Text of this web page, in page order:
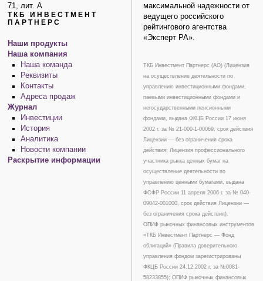
71, лит. А
ТКБ ИНВЕСТМЕНТ
ПАРТНЕРС
Наши продукты
Наша компания
Наша команда
Реквизиты
Контакты
Адреса продаж
Журнал
Инвестиции
История
Аналитика
Новости компании
Раскрытие информации
максимальной надежности от
ведущего российского
рейтингового агентства
«Эксперт РА».
ТКБ Инвестмент Партнерс (АО) (Лицензия
на осуществление деятельности по
управлению инвестиционными фондами,
паевыми инвестиционными фондами и
негосударственными пенсионными
фондами, выдана ФКЦБ России 17 июня
2002 г. за № 21-000-1-00069, срок действия
Лицензии — без ограничения срока
действия; Лицензия профессионального
участника рынка ценных бумаг на
осуществление деятельности по
управлению ценными бумагами, выдана
ФСФР России 11 апреля 2006 г. за № 040-
09042-001000, срок действия Лицензии —
без ограничения срока действия).
ОПИФ рыночных финансовых инструментов
«ТКБ Инвестмент Партнерс — Фонд
облигаций» (Правила доверительного
управления фондом зарегистрированы
ФКЦБ России 24.12.2002 г. за №0081-
58233855); ОПИФ рыночных финансовых